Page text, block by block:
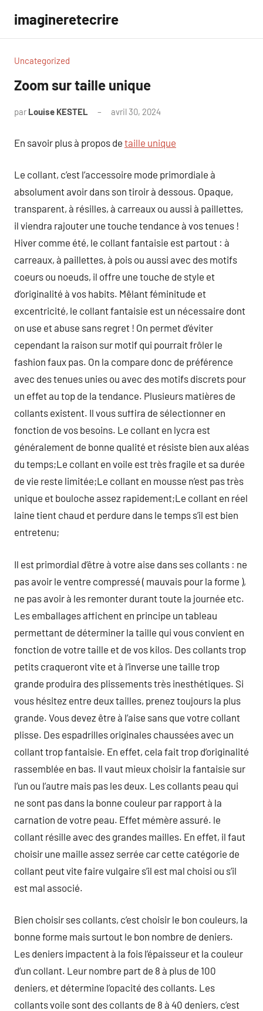
contenu
imagineretecrire
Uncategorized
Zoom sur taille unique
par Louise KESTEL avril 30, 2024
En savoir plus à propos de taille unique
Le collant, c’est l’accessoire mode primordiale à
absolument avoir dans son tiroir à dessous. Opaque,
transparent, à résilles, à carreaux ou aussi à paillettes,
il viendra rajouter une touche tendance à vos tenues !
Hiver comme été, le collant fantaisie est partout : à
carreaux, à paillettes, à pois ou aussi avec des motifs
coeurs ou noeuds, il offre une touche de style et
d’originalité à vos habits. Mêlant féminitude et
excentricité, le collant fantaisie est un nécessaire dont
on use et abuse sans regret ! On permet d’éviter
cependant la raison sur motif qui pourrait frôler le
fashion faux pas. On la compare donc de préférence
avec des tenues unies ou avec des motifs discrets pour
un effet au top de la tendance. Plusieurs matières de
collants existent. Il vous suffira de sélectionner en
fonction de vos besoins. Le collant en lycra est
généralement de bonne qualité et résiste bien aux aléas
du temps;Le collant en voile est très fragile et sa durée
de vie reste limitée;Le collant en mousse n’est pas très
unique et bouloche assez rapidement;Le collant en réel
laine tient chaud et perdure dans le temps s’il est bien
entretenu;
Il est primordial d’être à votre aise dans ses collants : ne
pas avoir le ventre compressé ( mauvais pour la forme ),
ne pas avoir à les remonter durant toute la journée etc.
Les emballages affichent en principe un tableau
permettant de déterminer la taille qui vous convient en
fonction de votre taille et de vos kilos. Des collants trop
petits craqueront vite et à l’inverse une taille trop
grande produira des plissements très inesthétiques. Si
vous hésitez entre deux tailles, prenez toujours la plus
grande. Vous devez être à l’aise sans que votre collant
plisse. Des espadrilles originales chaussées avec un
collant trop fantaisie. En effet, cela fait trop d’originalité
rassemblée en bas. Il vaut mieux choisir la fantaisie sur
l’un ou l’autre mais pas les deux. Les collants peau qui
ne sont pas dans la bonne couleur par rapport à la
carnation de votre peau. Effet mémère assuré. le
collant résille avec des grandes mailles. En effet, il faut
choisir une maille assez serrée car cette catégorie de
collant peut vite faire vulgaire s’il est mal choisi ou s’il
est mal associé.
Bien choisir ses collants, c’est choisir le bon couleurs, la
bonne forme mais surtout le bon nombre de deniers.
Les deniers impactent à la fois l’épaisseur et la couleur
d’un collant. Leur nombre part de 8 à plus de 100
deniers, et détermine l’opacité des collants. Les
collants voile sont des collants de 8 à 40 deniers, c’est